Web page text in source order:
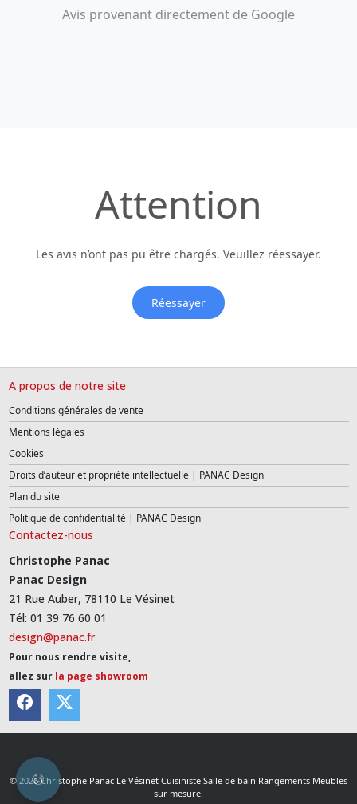
Avis provenant directement de Google
Attention
Les avis n’ont pas pu être chargés. Veuillez réessayer.
Réessayer
A propos de notre site
Conditions générales de vente
Mentions légales
Cookies
Droits d’auteur et propriété intellectuelle | PANAC Design
Plan du site
Politique de confidentialité | PANAC Design
Contactez-nous
Christophe Panac
Panac Design
21 Rue Auber, 78110 Le Vésinet
Tél: 01 39 76 60 01
design@panac.fr
Pour nous rendre visite,
allez sur la page showroom
© 2026 Christophe Panac Le Vésinet Cuisiniste Salle de bain Rangements Meubles
sur mesure.